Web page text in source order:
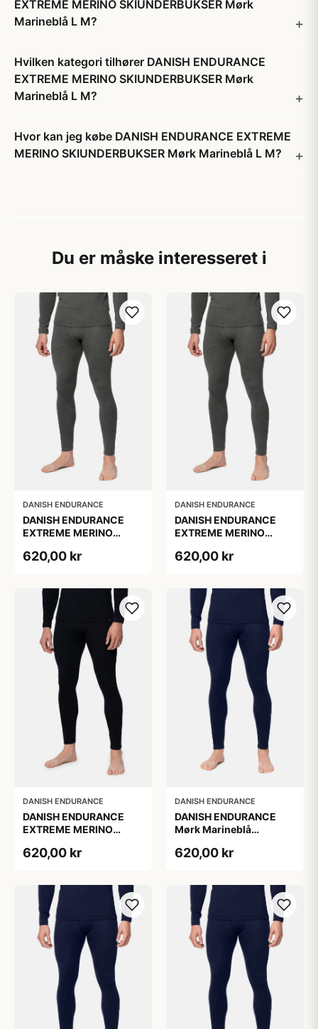
EXTREME MERINO SKIUNDERBUKSER Mørk
Marineblå L M?
Hvilken kategori tilhører DANISH ENDURANCE
EXTREME MERINO SKIUNDERBUKSER Mørk
Marineblå L M?
Hvor kan jeg købe DANISH ENDURANCE EXTREME
MERINO SKIUNDERBUKSER Mørk Marineblå L M?
Du er måske interesseret i
DANISH ENDURANCE
DANISH ENDURANCE
EXTREME MERINO
Mørkegrå M
620,00 kr
DANISH ENDURANCE
DANISH ENDURANCE
EXTREME MERINO
Mørkegrå XL
620,00 kr
DANISH ENDURANCE
DANISH ENDURANCE
EXTREME MERINO
2XL
620,00 kr
DANISH ENDURANCE
DANISH ENDURANCE
Mørk Marineblå
620,00 kr